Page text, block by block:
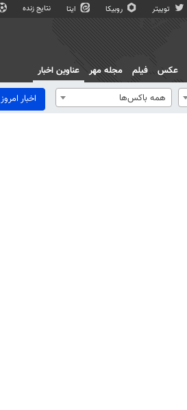
توییتر روبیکا ایتا نتایج زنده
عکس فیلم مجله مهر
عناوین اخبار
همه باکس‌ها اخبار امروز